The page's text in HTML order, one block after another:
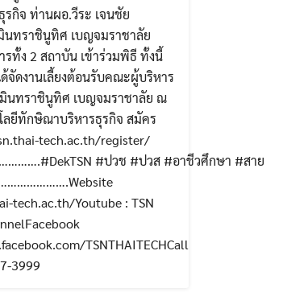
กิจ ท่านผอ.วีระ เจนชัย
นทราชินูทิศ เบญจมราชาลัย
ทั้ง 2 สถาบัน เข้าร่วมพิธี ทั้งนี้
จัดงานเลี้ยงต้อนรับคณะผู้บริหาร
มินทราชินูทิศ เบญจมราชาลัย ณ
ลยีทักษิณาบริหารธุรกิจ สมัคร
tech.ac.th/register/
#ปวช #ปวส #อาชีวศึกษา #สาย
tech.ac.th/Youtube : TSN
TSNTHAITECHCall
3999